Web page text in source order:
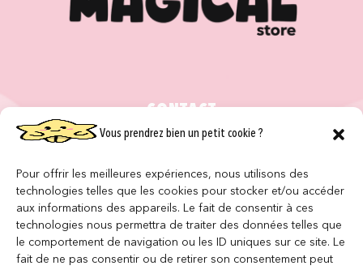
Vous prendrez bien un petit cookie ?
Pour offrir les meilleures expériences, nous utilisons des
technologies telles que les cookies pour stocker et/ou accéder
aux informations des appareils. Le fait de consentir à ces
technologies nous permettra de traiter des données telles que
le comportement de navigation ou les ID uniques sur ce site. Le
fait de ne pas consentir ou de retirer son consentement peut
CONTACT
NOS MAGASINS
QUI SOMMES NOUS ?
NOUS REJOINDRE
F.A.Q